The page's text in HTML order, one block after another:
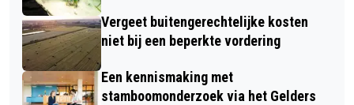
Vergeet buitengerechtelijke kosten
niet bij een beperkte vordering
Een kennismaking met
stamboomonderzoek via het Gelders